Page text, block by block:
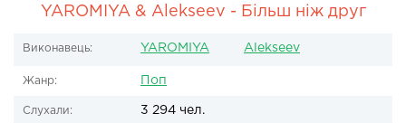
YAROMIYA & Alekseev - Більш ніж друг
Виконавець: YAROMIYA Alekseev
Жанр: Поп
Слухали: 3 294 чел.